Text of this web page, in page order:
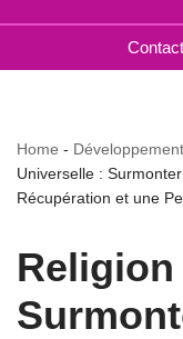
Home -
Universelle :
Récupération et une